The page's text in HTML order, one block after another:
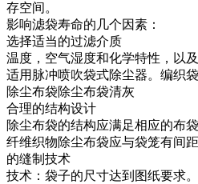
存空间。
影响滤袋寿命的几个因素：
选择适当的过滤介质
温度，空气湿度和化学特性，以
适用脉冲喷吹袋式除尘器。编织
除尘布袋除尘布袋清灰
合理的结构设计
除尘布袋的结构应满足相应的布
纤维织物除尘布袋应与袋笼有间
的缝制技术
技术：袋子的尺寸达到图纸要求